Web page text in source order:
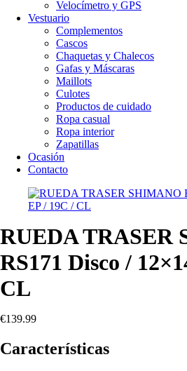
Velocímetro y GPS
Vestuario
Complementos
Cascos
Chaquetas y Chalecos
Gafas y Máscaras
Maillots
Culotes
Productos de cuidado
Ropa casual
Ropa interior
Zapatillas
Ocasión
Contacto
RUEDA TRASER
RS171 Disco /
CL
€139.99
Características